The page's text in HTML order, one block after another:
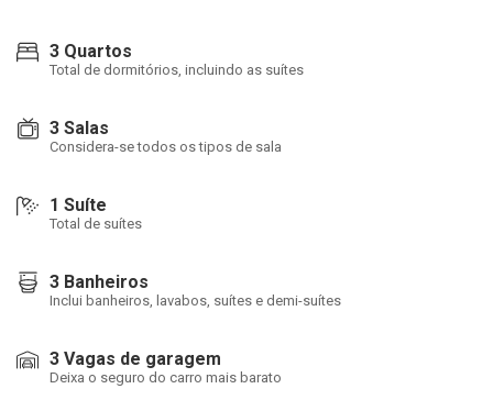
3 Quartos
Total de dormitórios, incluindo as suítes
3 Salas
Considera-se todos os tipos de sala
1 Suíte
Total de suítes
3 Banheiros
Inclui banheiros, lavabos, suítes e demi-suítes
3 Vagas de garagem
Deixa o seguro do carro mais barato